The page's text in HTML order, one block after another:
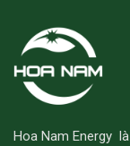
Hoa Nam Energy